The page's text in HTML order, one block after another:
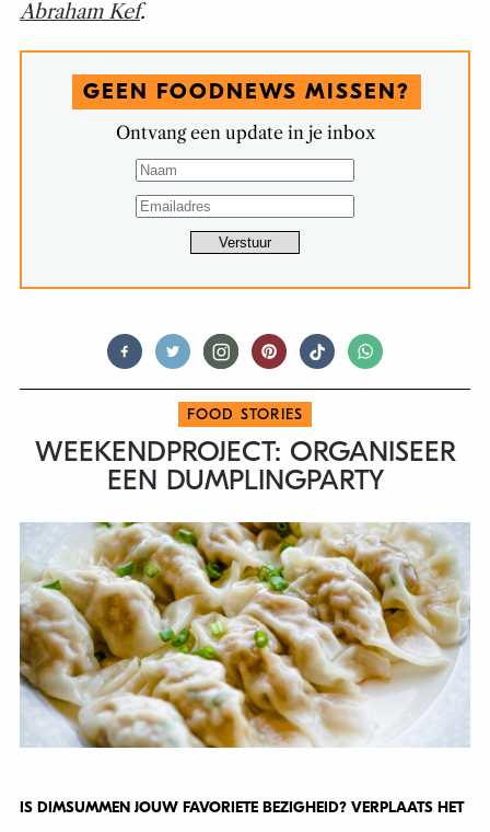
Abraham Kef.
GEEN FOODNEWS MISSEN?
Ontvang een update in je inbox
FOOD STORIES
WEEKENDPROJECT: ORGANISEER
EEN DUMPLINGPARTY
IS DIMSUMMEN JOUW FAVORIETE BEZIGHEID? VERPLAATS HET